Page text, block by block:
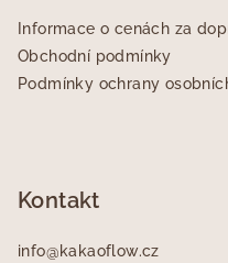
Informace o cenách za
Obchodní podmínky
Podmínky ochrany
Kontakt
info@kakaoflow.cz